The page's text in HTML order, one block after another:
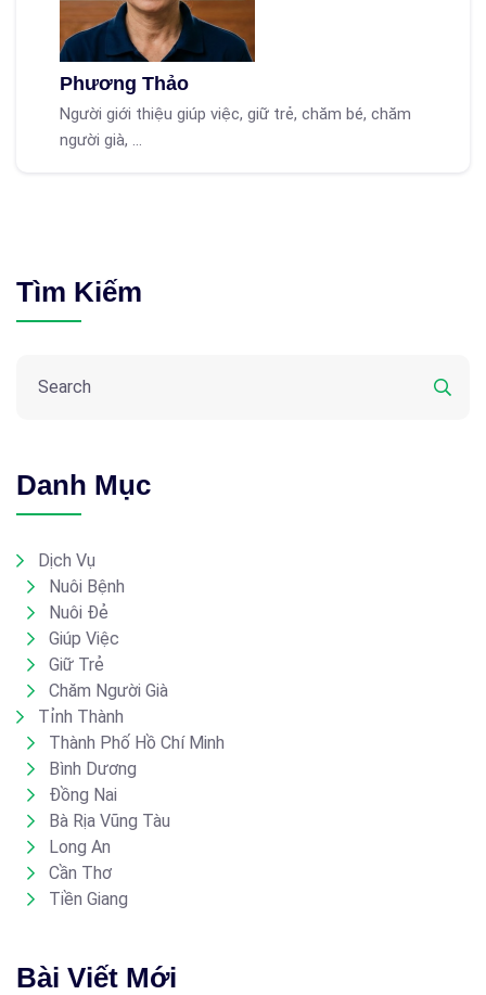
Phương Thảo
Người giới thiệu giúp việc, giữ trẻ, chăm bé, chăm
người già, ...
Tìm Kiếm
Danh Mục
Dịch Vụ
Nuôi Bệnh
Nuôi Đẻ
Giúp Việc
Giữ Trẻ
Chăm Người Già
Tỉnh Thành
Thành Phố Hồ Chí Minh
Bình Dương
Đồng Nai
Bà Rịa Vũng Tàu
Long An
Cần Thơ
Tiền Giang
Bài Viết Mới